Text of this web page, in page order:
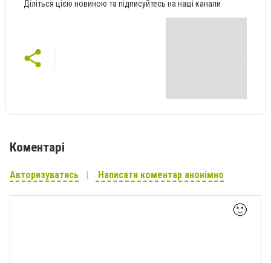
Діліться цією новиною та підписуйтесь на наші канали
Коментарі
Авторизуватись Написати коментар анонімно
🙂